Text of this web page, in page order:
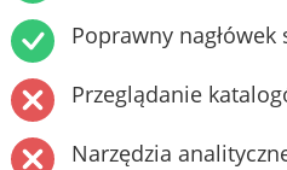
Poprawny nagłówek
Przeglądanie
Narzędzia